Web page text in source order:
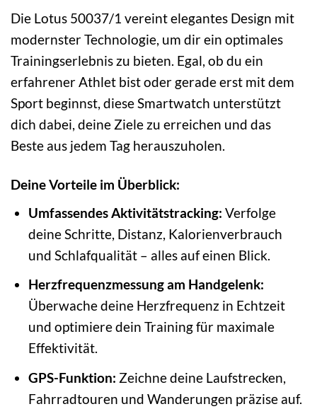
Die Lotus 50037/1 vereint elegantes Design mit
modernster Technologie, um dir ein optimales
Trainingserlebnis zu bieten. Egal, ob du ein
erfahrener Athlet bist oder gerade erst mit dem
Sport beginnst, diese Smartwatch unterstützt
dich dabei, deine Ziele zu erreichen und das
Beste aus jedem Tag herauszuholen.
Deine Vorteile im Überblick:
Umfassendes Aktivitätstracking: Verfolge
deine Schritte, Distanz, Kalorienverbrauch
und Schlafqualität – alles auf einen Blick.
Herzfrequenzmessung am Handgelenk:
Überwache deine Herzfrequenz in Echtzeit
und optimiere dein Training für maximale
Effektivität.
GPS-Funktion: Zeichne deine Laufstrecken,
Fahrradtouren und Wanderungen präzise auf.